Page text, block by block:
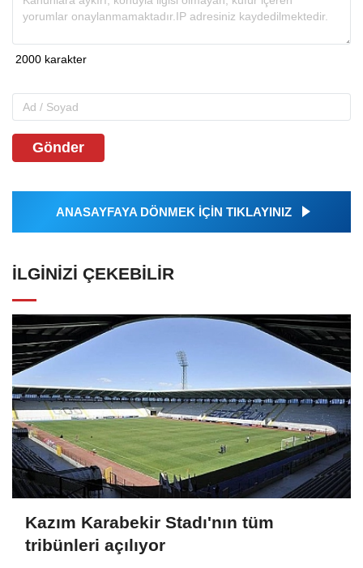
Gönder
ANASAYFAYA DÖNMEK İÇİN TIKLAYINIZ
İLGINIZI ÇEKEBILIR
Kazım Karabekir Stadı'nın tüm
tribünleri açılıyor